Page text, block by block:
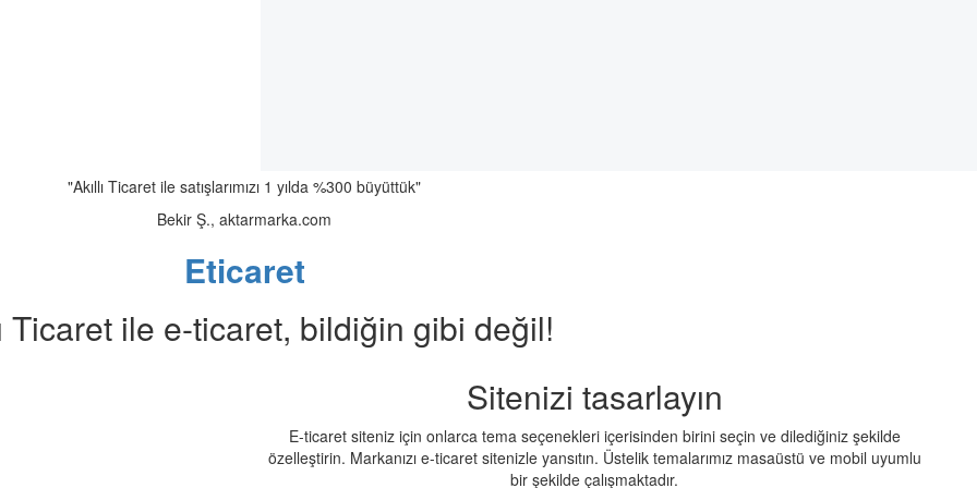
"Akıllı Ticaret ile satışlarımızı 1 yılda %300 büyüttük"
Bekir Ş., aktarmarka.com
Eticaret
Ticaret ile e-ticaret, bildiğin gibi değil!
Sitenizi tasarlayın
E-ticaret siteniz için onlarca tema seçenekleri içerisinden birini seçin ve dilediğiniz şekilde
özelleştirin. Markanızı e-ticaret sitenizle yansıtın. Üstelik temalarımız masaüstü ve mobil uyumlu
bir şekilde çalışmaktadır.